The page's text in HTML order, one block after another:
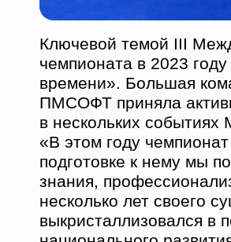
Ключевой темой III
чемпионата в 2023
времени». Большая
ПМСОФТ приняла
в нескольких
«В этом году
подготовке к нему мы
знания,
несколько лет своего
выкристаллизовался в